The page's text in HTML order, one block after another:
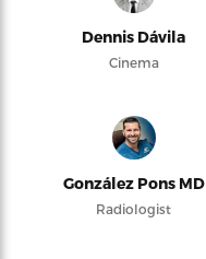
Dennis Dávila
Cinema
González Pons MD
Radiologist